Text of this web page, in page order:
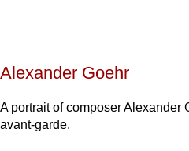
Alexander Goehr
A portrait of composer Alexander
avant-garde.